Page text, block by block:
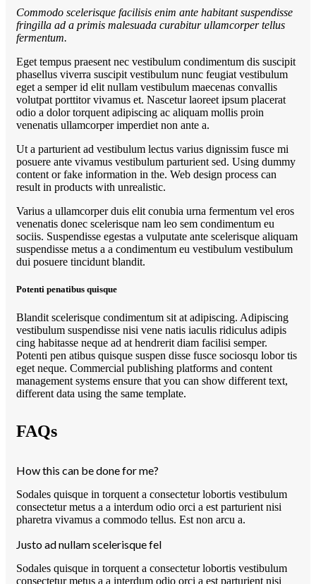
Commodo scelerisque facilisis enim ante habitant suspendisse
fringilla ad a primis malesuada curabitur ullamcorper tellus
fermentum.
Eget tempus praesent nec vestibulum condimentum dis suscipit
phasellus viverra suscipit vestibulum nunc feugiat vestibulum
eget a semper id elit nullam vestibulum maecenas convallis
volutpat porttitor vivamus et. Nascetur laoreet ipsum placerat
odio a dolor torquent adipiscing ac aliquam mollis proin
venenatis ullamcorper imperdiet non ante a.
Ut a parturient ad vestibulum lectus varius dignissim fusce mi
posuere ante vivamus vestibulum parturient sed. Using dummy
content or fake information in the. Web design process can
result in products with unrealistic.
Varius a ullamcorper duis elit conubia urna fermentum vel eros
venenatis donec scelerisque nam leo sem condimentum eu
sociis. Suspendisse egestas a vulputate ante scelerisque aliquam
suspendisse metus a a condimentum eu vestibulum vestibulum
dui posuere tincidunt blandit.
Potenti penatibus quisque
Blandit scelerisque condimentum sit at adipiscing. Adipiscing
vestibulum suspendisse nisi vene natis iaculis ridiculus adipis
cing habitasse neque ad at hendrerit diam facilisi semper.
Potenti pen atibus quisque suspen disse fusce sociosqu lobor tis
eget neque. Commercial publishing platforms and content
management systems ensure that you can show different text,
different data using the same template.
FAQs
How this can be done for me?
Sodales quisque in torquent a consectetur lobortis vestibulum
consectetur metus a a interdum odio orci a est parturient nisi
pharetra vivamus a commodo tellus. Est non arcu a.
Justo ad nullam scelerisque fel
Sodales quisque in torquent a consectetur lobortis vestibulum
consectetur metus a a interdum odio orci a est parturient nisi